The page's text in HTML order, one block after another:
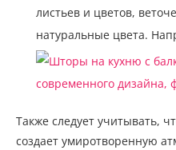
листьев и цветов,
натуральные цвета.
Также следует учитывать,
создает умиротворенную